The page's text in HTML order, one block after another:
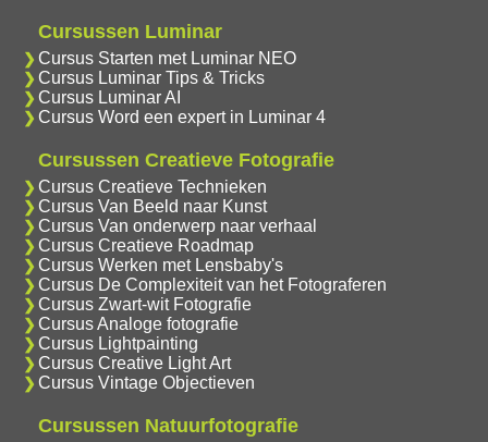
Cursussen Luminar
Cursus Starten met Luminar NEO
Cursus Luminar Tips & Tricks
Cursus Luminar AI
Cursus Word een expert in Luminar 4
Cursussen Creatieve Fotografie
Cursus Creatieve Technieken
Cursus Van Beeld naar Kunst
Cursus Van onderwerp naar verhaal
Cursus Creatieve Roadmap
Cursus Werken met Lensbaby's
Cursus De Complexiteit van het Fotograferen
Cursus Zwart-wit Fotografie
Cursus Analoge fotografie
Cursus Lightpainting
Cursus Creative Light Art
Cursus Vintage Objectieven
Cursussen Natuurfotografie